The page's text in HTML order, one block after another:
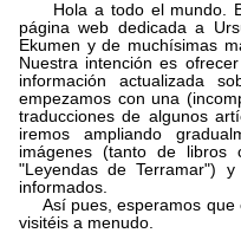
Hola a todo el mundo.
página web dedicada a
Ekumen y de muchísimas
Nuestra intención es
información actualizada
empezamos con una
traducciones de algunos
iremos ampliando
imágenes (tanto de
"Leyendas de Terramar")
informados.
Así pues, esperamos que
visitéis a menudo.